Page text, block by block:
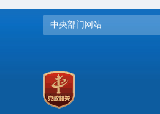
中央部门网站